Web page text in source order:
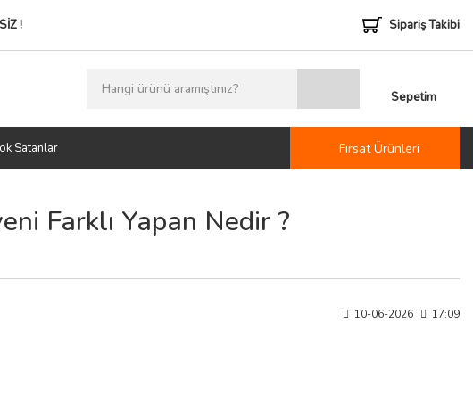
! Sipariş Takibi
Sepetim
Satanlar
Fırsat Ürünleri
Farklı Yapan Nedir ?
10-06-2026 17:09